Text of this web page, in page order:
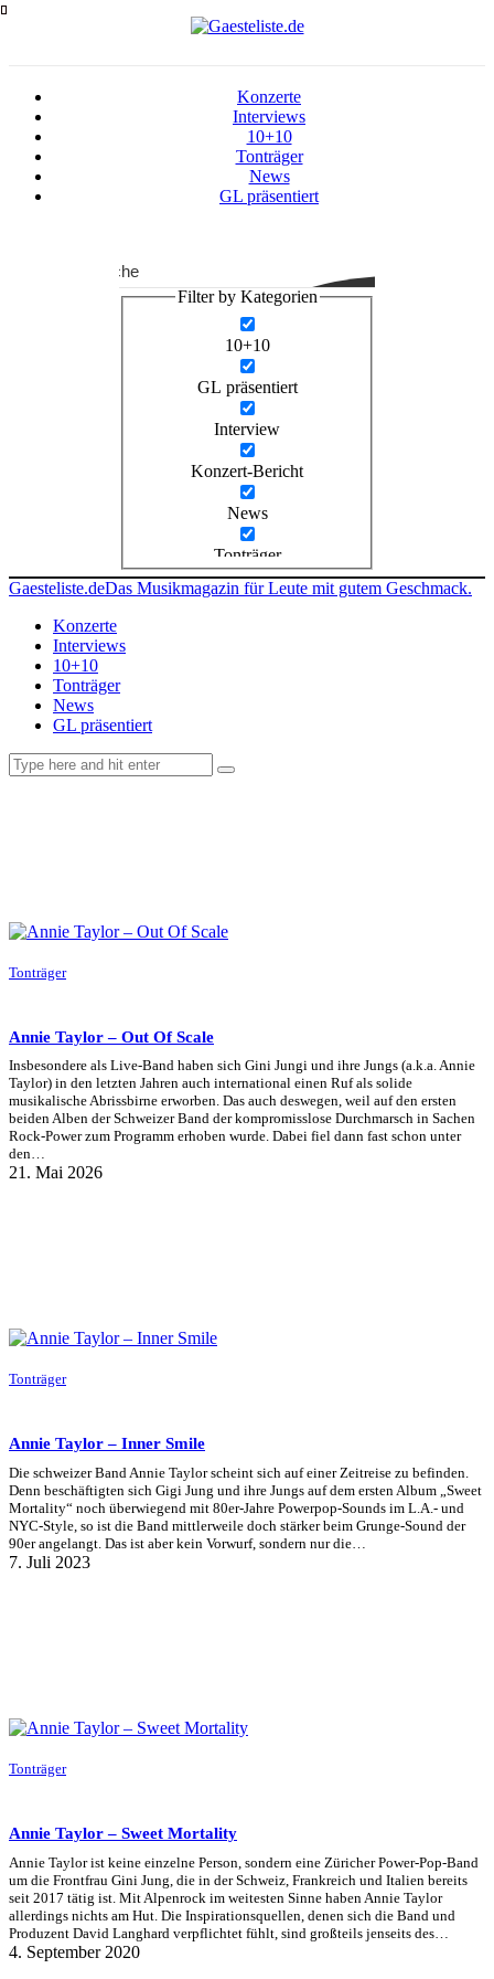
Konzerte
Interviews
10+10
Tonträger
News
GL präsentiert
Suche
Filter by Kategorien
10+10
GL präsentiert
Interview
Konzert-Bericht
News
Tonträger
Gaesteliste.deDas Musikmagazin für Leute mit gutem Geschmack.
Konzerte
Interviews
10+10
Tonträger
News
GL präsentiert
Tonträger
Annie Taylor – Out Of Scale
Insbesondere als Live-Band haben sich Gini Jungi und ihre Jungs (a.k.a. Annie
Taylor) in den letzten Jahren auch international einen Ruf als solide
musikalische Abrissbirne erworben. Das auch deswegen, weil auf den ersten
beiden Alben der Schweizer Band der kompromisslose Durchmarsch in Sachen
Rock-Power zum Programm erhoben wurde. Dabei fiel dann fast schon unter
den…
21. Mai 2026
Tonträger
Annie Taylor – Inner Smile
Die schweizer Band Annie Taylor scheint sich auf einer Zeitreise zu befinden.
Denn beschäftigten sich Gigi Jung und ihre Jungs auf dem ersten Album „Sweet
Mortality“ noch überwiegend mit 80er-Jahre Powerpop-Sounds im L.A.- und
NYC-Style, so ist die Band mittlerweile doch stärker beim Grunge-Sound der
90er angelangt. Das ist aber kein Vorwurf, sondern nur die…
7. Juli 2023
Tonträger
Annie Taylor – Sweet Mortality
Annie Taylor ist keine einzelne Person, sondern eine Züricher Power-Pop-Band
um die Frontfrau Gini Jung, die in der Schweiz, Frankreich und Italien bereits
seit 2017 tätig ist. Mit Alpenrock im weitesten Sinne haben Annie Taylor
allerdings nichts am Hut. Die Inspirationsquellen, denen sich die Band und
Produzent David Langhard verpflichtet fühlt, sind großteils jenseits des…
4. September 2020